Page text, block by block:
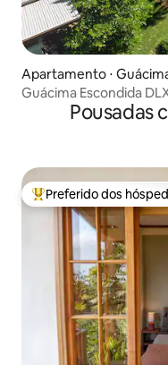
Apartamento ⋅
Guácima Escondida
Pousadas
Entre os melhores
Preferido dos